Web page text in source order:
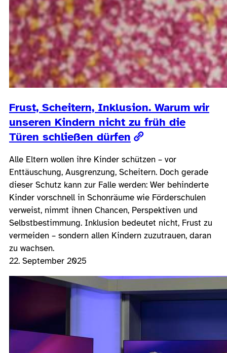
Frust, Scheitern, Inklusion. Warum wir
unseren Kindern nicht zu früh die
Türen schließen dürfen
Alle Eltern wollen ihre Kinder schützen – vor
Enttäuschung, Ausgrenzung, Scheitern. Doch gerade
dieser Schutz kann zur Falle werden: Wer behinderte
Kinder vorschnell in Schonräume wie Förderschulen
verweist, nimmt ihnen Chancen, Perspektiven und
Selbstbestimmung. Inklusion bedeutet nicht, Frust zu
vermeiden – sondern allen Kindern zuzutrauen, daran
zu wachsen.
22. September 2025